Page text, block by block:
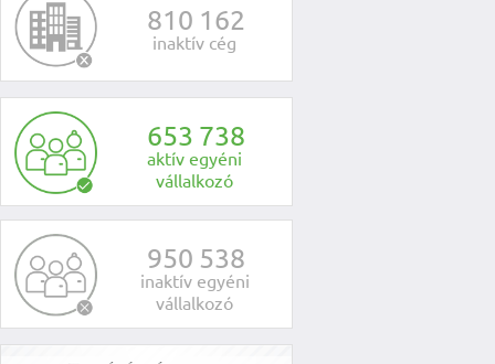
810 162
inaktív cég
653 738
aktív egyéni
vállalkozó
950 538
inaktív egyéni
vállalkozó